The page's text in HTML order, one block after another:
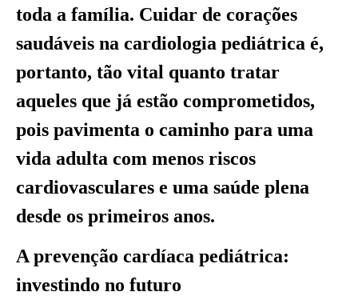
toda a família. Cuidar de corações
saudáveis na cardiologia pediátrica é,
portanto, tão vital quanto tratar
aqueles que já estão comprometidos,
pois pavimenta o caminho para uma
vida adulta com menos riscos
cardiovasculares e uma saúde plena
desde os primeiros anos.
A prevenção cardíaca pediátrica:
investindo no futuro